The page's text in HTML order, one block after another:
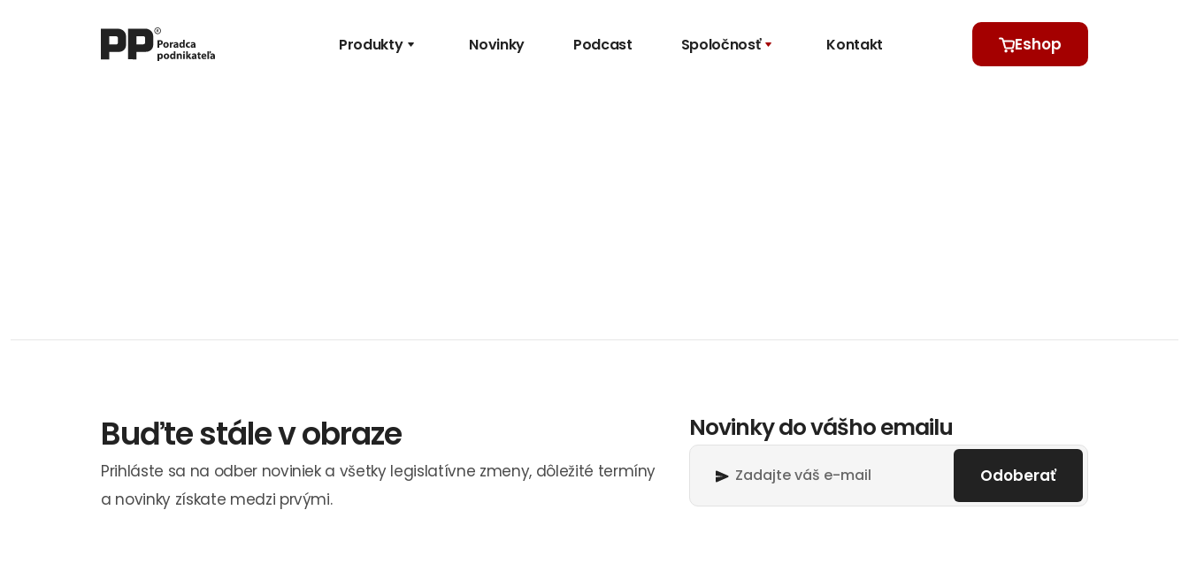
Produkty Novinky Podcast Spoločnosť Kontakt Eshop
Buďte stále v obraze
Prihláste sa na odber noviniek a všetky legislatívne zmeny, dôležité termíny
a novinky získate medzi prvými.
Novinky do vášho emailu
Odoberať